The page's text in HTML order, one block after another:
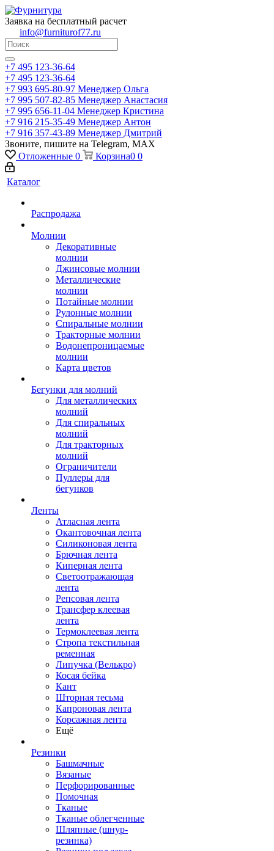
Заявка на бесплатный расчет
info@furniturof77.ru
+7 495 123-36-64
+7 495 123-36-64
+7 993 695-80-97 Менеджер Ольга
+7 995 507-82-85 Менеджер Анастасия
+7 995 656-11-04 Менеджер Кристина
+7 916 215-35-49 Менеджер Антон
+7 916 357-43-89 Менеджер Дмитрий
Звоните, пишите на Telegram, MAX
Отложенные 0 Корзина0 0
Каталог
Распродажа
Молнии
Декоративные
молнии
Джинсовые молнии
Металлические
молнии
Потайные молнии
Рулонные молнии
Спиральные молнии
Тракторные молнии
Водонепроницаемые
молнии
Карта цветов
Бегунки для молний
Для металлических
молний
Для спиральных
молний
Для тракторных
молний
Ограничители
Пуллеры для
бегунков
Ленты
Атласная лента
Окантовочная лента
Силиконовая лента
Брючная лента
Киперная лента
Светоотражающая
лента
Репсовая лента
Трансфер клеевая
лента
Термоклеевая лента
Стропа текстильная
ременная
Липучка (Велькро)
Косая бейка
Кант
Шторная тесьма
Капроновая лента
Корсажная лента
Ещё
Резинки
Башмачные
Вязаные
Перфорированные
Помочная
Тканые
Тканые облегченные
Шляпные (шнур-
резинка)